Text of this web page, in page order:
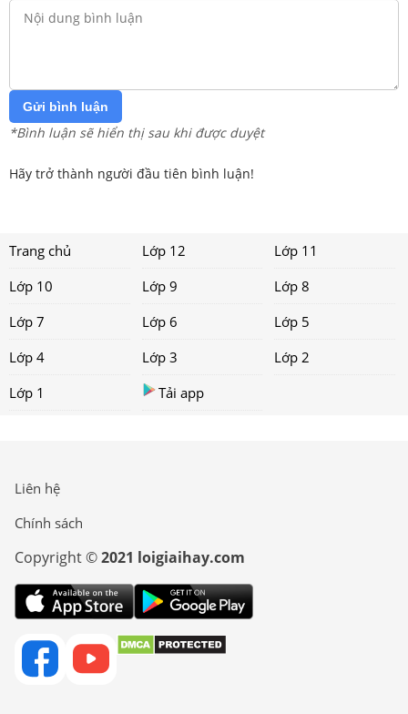
Gửi bình luận
*Bình luận sẽ hiển thị sau khi được duyệt
Hãy trở thành người đầu tiên bình luận!
Trang chủ Lớp 12
Lớp 11
Lớp 10
Lớp 9
Lớp 8
Lớp 7
Lớp 6
Lớp 5
Lớp 4
Lớp 3
Lớp 2
Lớp 1
Tải app
Liên hệ
Chính sách
Copyright ©2021 loigiaihay.com